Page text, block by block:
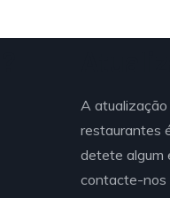
A
restaurantes
detete algum
contacte-nos